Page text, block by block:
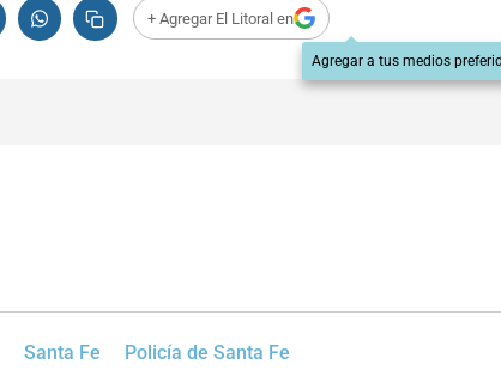
+ Agregar El Litoral en
Agregar a tus medios
Santa Fe Policía de Santa Fe